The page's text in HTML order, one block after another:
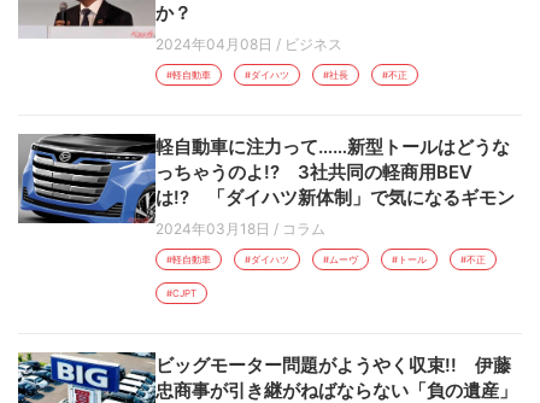
か？
2024年04月08日 / ビジネス
#軽自動車 #ダイハツ #社長 #不正
軽自動車に注力って……新型トールはどうな
っちゃうのよ!? 3社共同の軽商用BEV
は!? 「ダイハツ新体制」で気になるギモン
2024年03月18日 / コラム
#軽自動車 #ダイハツ #ムーヴ #トール #不正
#CJPT
ビッグモーター問題がようやく収束!! 伊藤
忠商事が引き継がねばならない「負の遺産」